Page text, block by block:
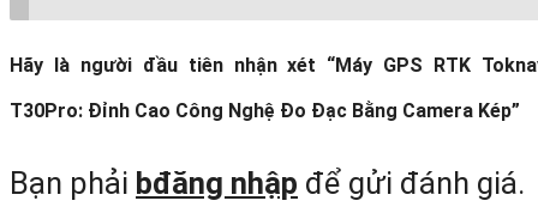
Máy GPS RTK Toknav T30Pro đầy
hệ vệ tinh: BDS, GPS, GLONASS,
QZSS và nhiều tín hiệu khác
Hãy là người đầu tiên nhận xét “Máy GPS RTK
T30Pro: Đỉnh Cao Công Nghệ Đo Đạc Bằng Camera Kép”
Bạn phải bđăng nhập để gửi đánh giá.